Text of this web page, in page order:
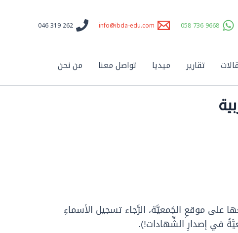
9668 736 058
info@ibda-edu.com
262 319 046
تقارير ميديا تواصل معنا من نحن
على موقعِ الجَمعيَّة، الرَّجاء تسجيل الأسماءِ
في إصدارِ الشِّهادات!).